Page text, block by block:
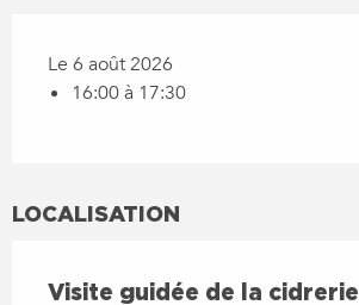
Le 6 août 2026
16:00 à 17:30
LOCALISATION
Visite guidée de la cidrerie